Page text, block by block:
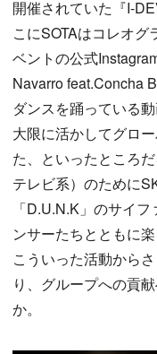
開催されていた『I-
こにSOTAはコレオ
ベントの公式
Navarro feat.Concha
ダンスを踊っている
大限に活かしてグロ
た、といったところ
テレビ系）のために
「D.U.N.K」のサイ
ンサーたちとともに
こういった活動から
り、グループへの貢
か。